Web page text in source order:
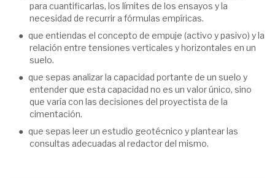
para cuantificarlas, los límites de los ensayos y la
necesidad de recurrir a fórmulas empíricas.
que entiendas el concepto de empuje (activo y pasivo) y la
relación entre tensiones verticales y horizontales en un
suelo.
que sepas analizar la capacidad portante de un suelo y
entender que esta capacidad no es un valor único, sino
que varía con las decisiones del proyectista de la
cimentación.
que sepas leer un estudio geotécnico y plantear las
consultas adecuadas al redactor del mismo.